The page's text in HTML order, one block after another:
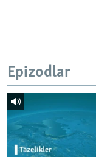
Epizodlar